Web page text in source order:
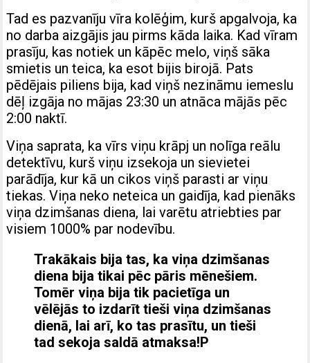
Tad es pazvanīju vīra kolēģim, kurš apgalvoja, ka
no darba aizgājis jau pirms kāda laika. Kad vīram
prasīju, kas notiek un kāpēc melo, viņš sāka
smietis un teica, ka esot bijis birojā. Pats
pēdējais piliens bija, kad viņš nezināmu iemeslu
dēļ izgāja no mājas 23:30 un atnāca mājās pēc
2:00 naktī.
Viņa saprata, ka vīrs viņu krāpj un nolīga reālu
detektīvu, kurš viņu izsekoja un sievietei
parādīja, kur kā un cikos viņš parasti ar viņu
tiekas. Viņa neko neteica un gaidīja, kad pienāks
viņa dzimšanas diena, lai varētu atriebties par
visiem 1000% par nodevību.
Trakākais bija tas, ka viņa dzimšanas
diena bija tikai pēc pāris mēnešiem.
Tomēr viņa bija tik pacietīga un
vēlējās to izdarīt tieši viņa dzimšanas
dienā, lai arī, ko tas prasītu, un tieši
tad sekoja saldā atmaksa!P